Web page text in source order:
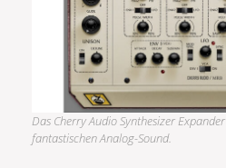
Das Cherry Audio Synthesizer
fantastischen Analog-Sound.